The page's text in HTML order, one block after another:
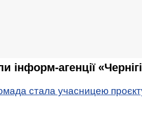
інформ-агенції
стала учасницею